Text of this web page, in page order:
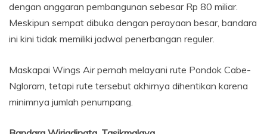
dengan anggaran pembangunan sebesar Rp 80 miliar.
Meskipun sempat dibuka dengan perayaan besar, bandara
ini kini tidak memiliki jadwal penerbangan reguler.
Maskapai Wings Air pernah melayani rute Pondok Cabe-
Ngloram, tetapi rute tersebut akhirnya dihentikan karena
minimnya jumlah penumpang.